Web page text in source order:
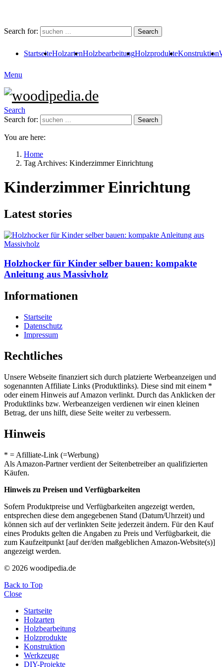
Search for: Search
StartseiteHolzartenHolzbearbeitungHolzprodukteKonstruktion
Menu
Search
Search for:
Search
You are here:
Home
Tag Archives: Kinderzimmer Einrichtung
Kinderzimmer Einrichtung
Latest stories
Holzhocker für Kinder selber bauen: kompakte
Anleitung aus Massivholz
Informationen
Startseite
Datenschutz
Impressum
Rechtliches
Unsere Webseite finanziert sich durch platzierte Werbeanzeigen und
sogenannten Affiliate Links (Produktlinks). Diese sind mit einem *
oder einem Hinweis auf Amazon verlinkt. Durch das Anklicken der
Produktlinks bzw. Werbeanzeigen verdienen wir einen kleinen
Betrag, der uns hilft, diese Seite weiter zu verbessern.
Hinweis
* = Afilliate-Link (=Werbung)
Als Amazon-Partner verdient der Seitenbetreiber an qualifizierten
Käufen.
Hinweis zu Preisen und Verfügbarkeiten
Sofern Produktpreise und Verfügbarkeiten angezeigt werden,
entsprechen diese dem angegebenen Stand (Datum/Uhrzeit) und
können sich auf der verlinkten Seite jederzeit ändern. Für den Kauf
eines Produkts gelten die Angaben zu Preis und Verfügbarkeit, die
zum Kaufzeitpunkt [auf der/den maßgeblichen Amazon-Website(s)]
angezeigt werden.
© 2026 woodipedia.de
Back to Top
Close
Startseite
Holzarten
Holzbearbeitung
Holzprodukte
Konstruktion
Werkzeuge
DIY-Projekte